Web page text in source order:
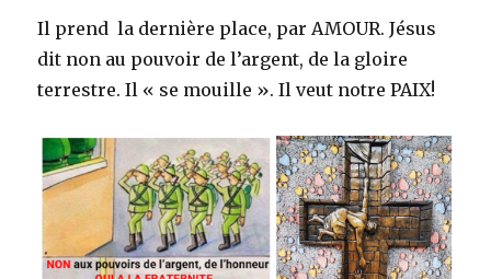
Il prend la dernière place, par AMOUR. Jésus
dit non au pouvoir de l’argent, de la gloire
terrestre. Il « se mouille ». Il veut notre PAIX!